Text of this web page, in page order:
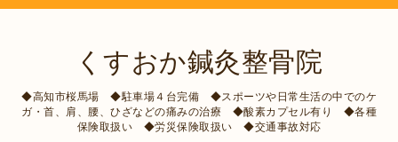
くすおか鍼灸整骨院
◆高知市桜馬場 ◆駐車場４台完備 ◆スポーツや日常生活の中でのケ
ガ・首、肩、腰、ひざなどの痛みの治療 ◆酸素カプセル有り ◆各種
保険取扱い ◆労災保険取扱い ◆交通事故対応